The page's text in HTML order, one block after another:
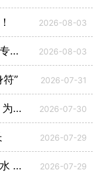
2026-08-03
2026-08-03
” 2026-07-31
居 2026-07-30
2026-07-29
劲 2026-07-29